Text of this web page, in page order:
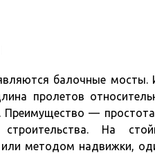
балочные мосты.
пролетов
Преимущество —
На
методом надвижки,